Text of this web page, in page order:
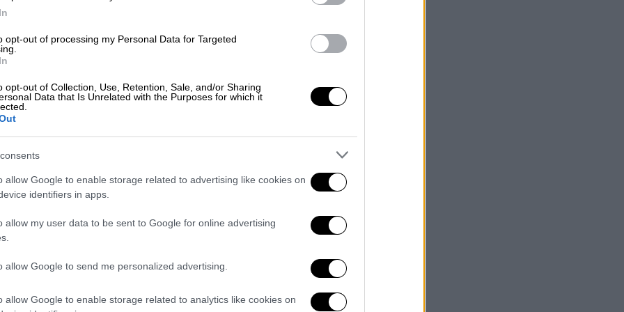
opt-out of processing my Personal Data for Targeted
opt-out of Collection, Use, Retention, Sale, and/or Sharing
Data that Is Unrelated with the Purposes for which it
allow Google to enable storage related to advertising like cookies on
identifiers in apps.
allow my user data to be sent to Google for online advertising
allow Google to send me personalized advertising.
allow Google to enable storage related to analytics like cookies on
τυχεροί αριθμοί για το 1 εκατ. ευρώ
τυχεροί αριθμοί για το 1,1 εκατ.
κάθε Τρίτη, Πέμπτη και Κυριακή